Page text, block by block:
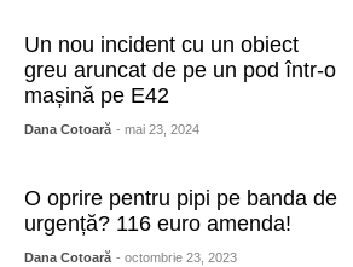
Un nou incident cu un obiect
greu aruncat de pe un pod într-o
mașină pe E42
Dana Cotoară - mai 23, 2024
O oprire pentru pipi pe banda de
urgență? 116 euro amenda!
Dana Cotoară - octombrie 23, 2023